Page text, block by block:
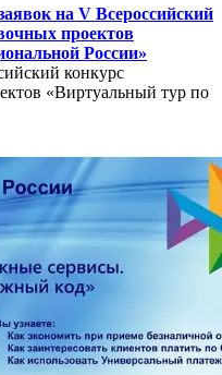
на V Всероссийский
проектов
России»
конкурс
«Виртуальный тур по